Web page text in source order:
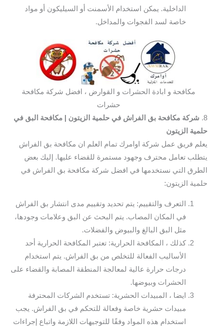
الداخلية. يمكن استخدام الأسمنت أو السيليكون أو مواد
خاصة لسد الفجوات والمداخل.
مكافحة و ابادة الحشرات و القوارض ، افضل شركة مكافحة
حشرات
8. شركة مكافحة بق الفراش في حلمية الزيتون
| مكافحة البق في
حلمية الزيتون
يعلم فريق عمل شركة اوامرك تمام العلم ان مكافحة بق الفراش
يتطلب تعامل محترف وجهود مستمرة للقضاء عليها. إليك بعض
الطرق التي نستخدمها في افضل شركة مكافحة بق الفراش في
حلمية الزيتون:
التعرف والتقييم: يتم تحديد وتقييم مدى انتشار بق الفراش
في المكان المصاب. يتم البحث عن البق وعلامات وجودها،
مثل البق البالغ والبيوض والفضلات.
كذلك ، المكافحة الحرارية: تعتبر المكافحة الحرارية أحد
الأساليب الفعالة للتخلص من بق الفراش. يتم استخدام
درجات حرارة عالية لمعالجة المنطقة المصابة والقضاء على
الحشرات وبيوضها.
ايضا ، المبيدات الحشرية: تستخدم الشركات المحترفة
مبيدات حشرية خاصة وفعالة للتحكم في بق الفراش. يجب
استخدام هذه المواد وفقًا للتوجيهات اللازمة واتباع إجراءات